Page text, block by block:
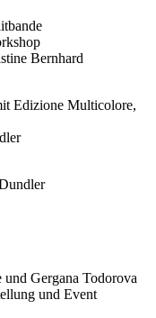
Bernhard
Edizione Multicolore,
Gergana Todorova
und Event